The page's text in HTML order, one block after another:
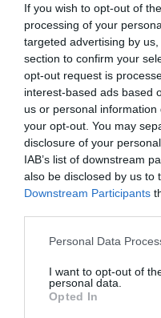
If you wish to opt-out of
processing of your
targeted advertising by
section to confirm your
opt-out request is
interest-based ads based
us or personal
your opt-out. You may
disclosure of your
IAB’s list of downstream
also be disclosed by us to
Downstream Participants
Personal Data
I want to opt-out of
personal data.
Opted In
ESPAÑA
Encuestas.
los 100
Ceuta
José Ángel
Los ceutíes
ayudemos,
Gobierno
Eulogio López
Marcelo Gullo: “El
historia, de poner
desmontar la
cristiano"